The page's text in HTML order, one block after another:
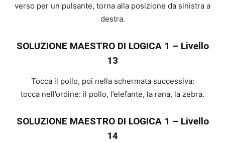
verso per un pulsante, torna alla posizione da sinistra a
destra.
SOLUZIONE MAESTRO DI LOGICA 1 – Livello
13
Tocca il pollo, poi nella schermata successiva:
tocca nell’ordine: il pollo, l’elefante, la rana, la zebra.
SOLUZIONE MAESTRO DI LOGICA 1 – Livello
14